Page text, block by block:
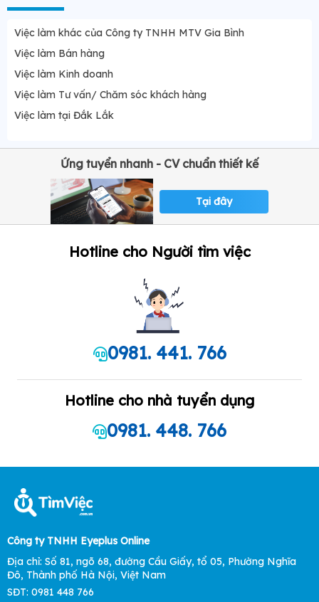
Việc làm khác của Công ty TNHH MTV Gia Bình
Việc làm Bán hàng
Việc làm Kinh doanh
Việc làm Tư vấn/ Chăm sóc khách hàng
Việc làm tại Đắk Lắk
Ứng tuyển nhanh - CV chuẩn thiết kế
Tại đây
Hotline cho Người tìm việc
0981. 441. 766
Hotline cho nhà tuyển dụng
0981. 448. 766
Công ty TNHH Eyeplus Online
Địa chỉ: Số 81, ngõ 68, đường Cầu Giấy, tổ 05, Phường Nghĩa
Đô, Thành phố Hà Nội, Việt Nam
SĐT: 0981 448 766